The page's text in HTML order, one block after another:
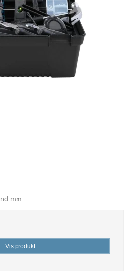
mm.
Vis produkt